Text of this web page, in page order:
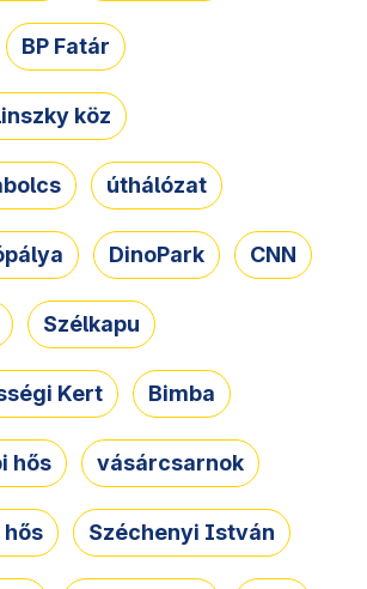
BP Fatár
köz
úthálózat
DinoPark CNN
Szélkapu
Kert Bimba
hős vásárcsarnok
hős Széchenyi István